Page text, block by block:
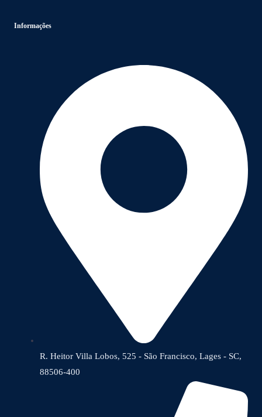
Informações
R. Heitor Villa Lobos, 525 - São Francisco, Lages - SC,
88506-400